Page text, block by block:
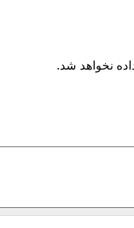
نخواهد شد.